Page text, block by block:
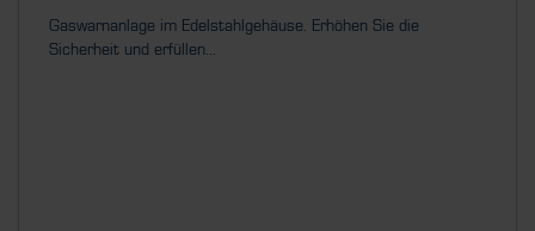
Gaswarnanlage im Edelstahlgehäuse. Erhöhen Sie die
Sicherheit und erfüllen...